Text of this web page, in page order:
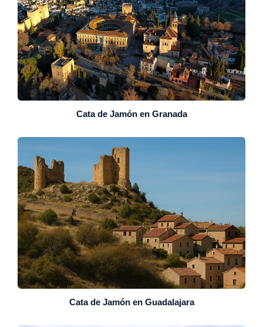
Cata de Jamón en Granada
Cata de Jamón en Guadalajara